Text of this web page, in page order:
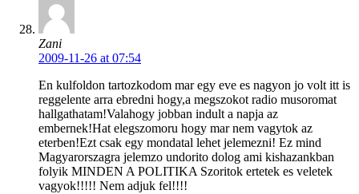
Zani
2009-11-26 at 07:54
En kulfoldon tartozkodom mar egy eve es nagyon jo volt itt is
reggelente arra ebredni hogy,a megszokot radio musoromat
hallgathatam!Valahogy jobban indult a napja az
embernek!Hat elegszomoru hogy mar nem vagytok az
eterben!Ezt csak egy mondatal lehet jelemezni! Ez mind
Magyarorszagra jelemzo undorito dolog ami kishazankban
folyik MINDEN A POLITIKA Szoritok ertetek es veletek
vagyok!!!!! Nem adjuk fel!!!!